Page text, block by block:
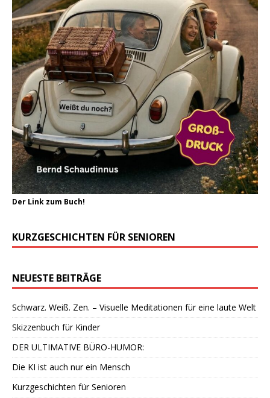
Der Link zum Buch!
KURZGESCHICHTEN FÜR SENIOREN
NEUESTE BEITRÄGE
Schwarz. Weiß. Zen. – Visuelle Meditationen für eine laute Welt
Skizzenbuch für Kinder
DER ULTIMATIVE BÜRO-HUMOR:
Die KI ist auch nur ein Mensch
Kurzgeschichten für Senioren